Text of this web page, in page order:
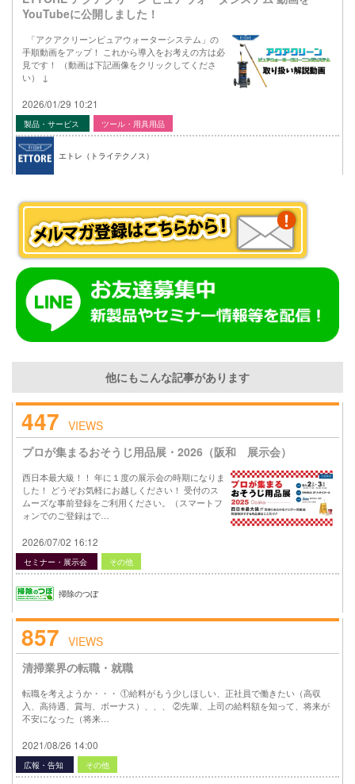
YouTubeに公開しました！
「アクアクリーンピュアウォーターシステム」の
手順動画をアップ！ これから導入をお考えの方は必
見です！ （動画は下記画像をクリックしてくださ
い） ↓
2026/01/29 10:21
製品・サービス ツール・用具用品
エトレ（トライテクノス）
他にもこんな記事があります
447 VIEWS
プロが集まるおそうじ用品展・2026（阪和 展示会）
西日本最大級！！ 年に１度の展示会の時期になりま
した！ どうぞお気軽にお越しください！ 受付のス
ムーズな事前登録をご利用ください。（スマートフ
ォンでのご登録はで…
2026/07/02 16:12
セミナー・展示会 その他
掃除のつぼ
857 VIEWS
清掃業界の転職・就職
転職を考えようか・・・ ①給料がもう少しほしい、正社員で働きたい（高収
入、高待遇、賞与、ボーナス）、、、 ②先輩、上司の給料額を知って、将来が
不安になった（将来…
2021/08/26 14:00
広報・告知 その他